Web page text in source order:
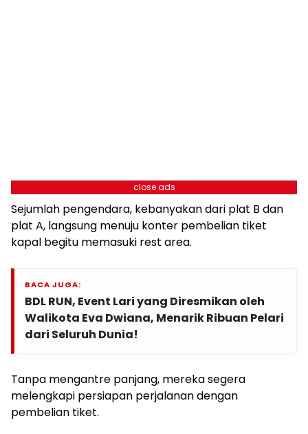
close ads
Sejumlah pengendara, kebanyakan dari plat B dan
plat A, langsung menuju konter pembelian tiket
kapal begitu memasuki rest area.
BACA JUGA:
BDL RUN, Event Lari yang Diresmikan oleh
Walikota Eva Dwiana, Menarik Ribuan Pelari
dari Seluruh Dunia!
Tanpa mengantre panjang, mereka segera
melengkapi persiapan perjalanan dengan
pembelian tiket.